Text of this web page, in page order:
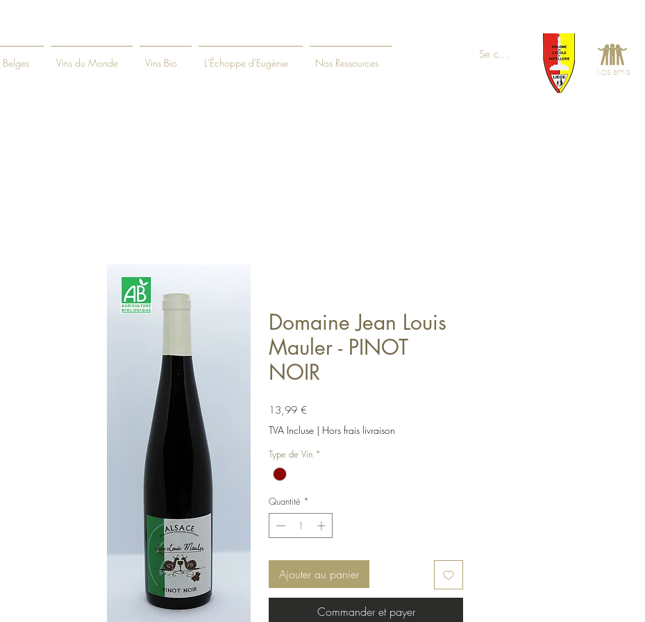
Belges Vins du Monde Vins Bio L'Échoppe d'Eugènie Nos Ressources
Se connecter
Nos amis
Domaine Jean Louis
Mauler - PINOT
NOIR
13,99 €Prix
TVA Incluse | Hors frais livraison
Type de Vin *
Quantité *
Ajouter au panier
Commander et payer